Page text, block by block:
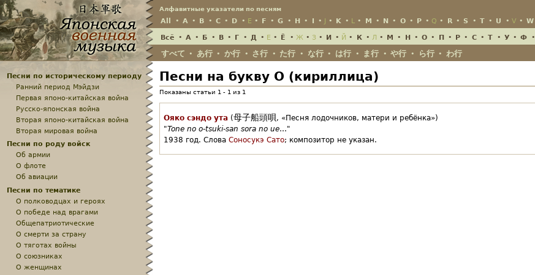
Алфавитные указатели по песням
All • A • B • C • D • E • F • G • H • I • J • K • L • M • N • O • P • Q • R • S • T • U • V • W
Всё • А • Б • В • Г • Д • Е • Ё • Ж• З• И • Й • К • Л • М • Н • О • П • Р • С • Т • У • Ф •
すべて • あ行 • か行 • さ行 • た行 • な行 • は行 • ま行 • や行 • ら行 • わ行
Песни на букву О (кириллица)
Показаны статьи 1 - 1 из 1
Ояко сэндо ута (母子船頭唄, «Песня лодочников, матери и ребёнка»)
"Tone no o-tsuki-san sora no ue…"
1938 год. Слова Соносукэ Сато; композитор не указан.
Песни по историческому периоду
Ранний период Мэйдзи
Первая японо-китайская война
Русско-японская война
Вторая японо-китайская война
Вторая мировая война
Песни по роду войск
Об армии
О флоте
Об авиации
Песни по тематике
О полководцах и героях
О победе над врагами
Общепатриотические
О смерти за страну
О тяготах войны
О союзниках
О женщинах